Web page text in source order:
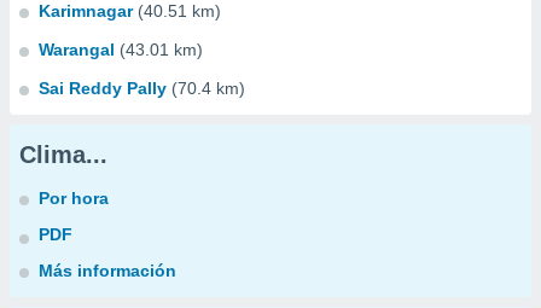
Karimnagar (40.51 km)
Warangal (43.01 km)
Sai Reddy Pally (70.4 km)
Clima...
Por hora
PDF
Más información